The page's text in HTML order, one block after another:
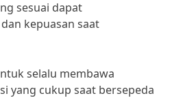
sesuai dapat
kepuasan saat
selalu membawa
yang cukup saat bersepeda